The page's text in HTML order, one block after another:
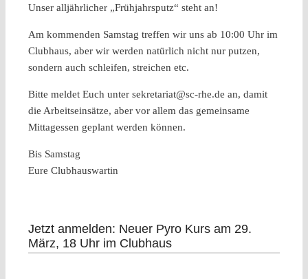
Unser alljährlicher „Frühjahrsputz“ steht an!
Am kommenden Samstag treffen wir uns ab 10:00 Uhr im
Clubhaus, aber wir werden natürlich nicht nur putzen,
sondern auch schleifen, streichen etc.
Bitte meldet Euch unter sekretariat@sc-rhe.de an, damit
die Arbeitseinsätze, aber vor allem das gemeinsame
Mittagessen geplant werden können.
Bis Samstag
Eure Clubhauswartin
Jetzt anmelden: Neuer Pyro Kurs am 29.
März, 18 Uhr im Clubhaus